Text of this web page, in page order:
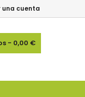
una cuenta
- 0,00 €